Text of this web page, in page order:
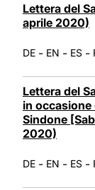
Lettera del
aprile 2020)
DE - EN - ES -
Lettera del
in occasione
Sindone
2020)
DE - EN - ES -